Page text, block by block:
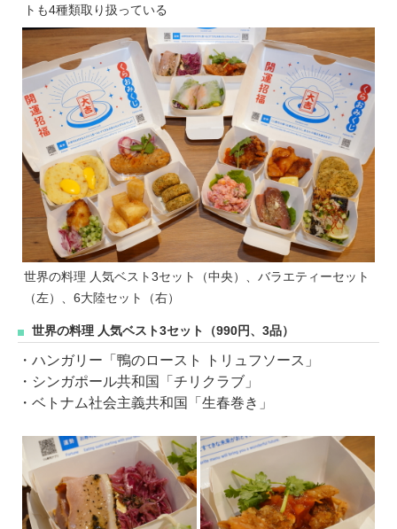
トも4種類取り扱っている
世界の料理 人気ベスト3セット（中央）、バラエティーセット
（左）、6大陸セット（右）
世界の料理 人気ベスト3セット（990円、3品）
・ハンガリー「鴨のロースト トリュフソース」
・シンガポール共和国「チリクラブ」
・ベトナム社会主義共和国「生春巻き」